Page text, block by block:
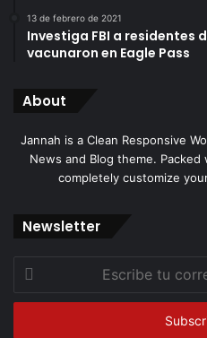
13 de febrero de 2021
Investiga FBI a residentes
vacunaron en Eagle Pass
About
Jannah is a Clean Responsive
News and Blog theme.
completely customize
Newsletter
Escribe
correo